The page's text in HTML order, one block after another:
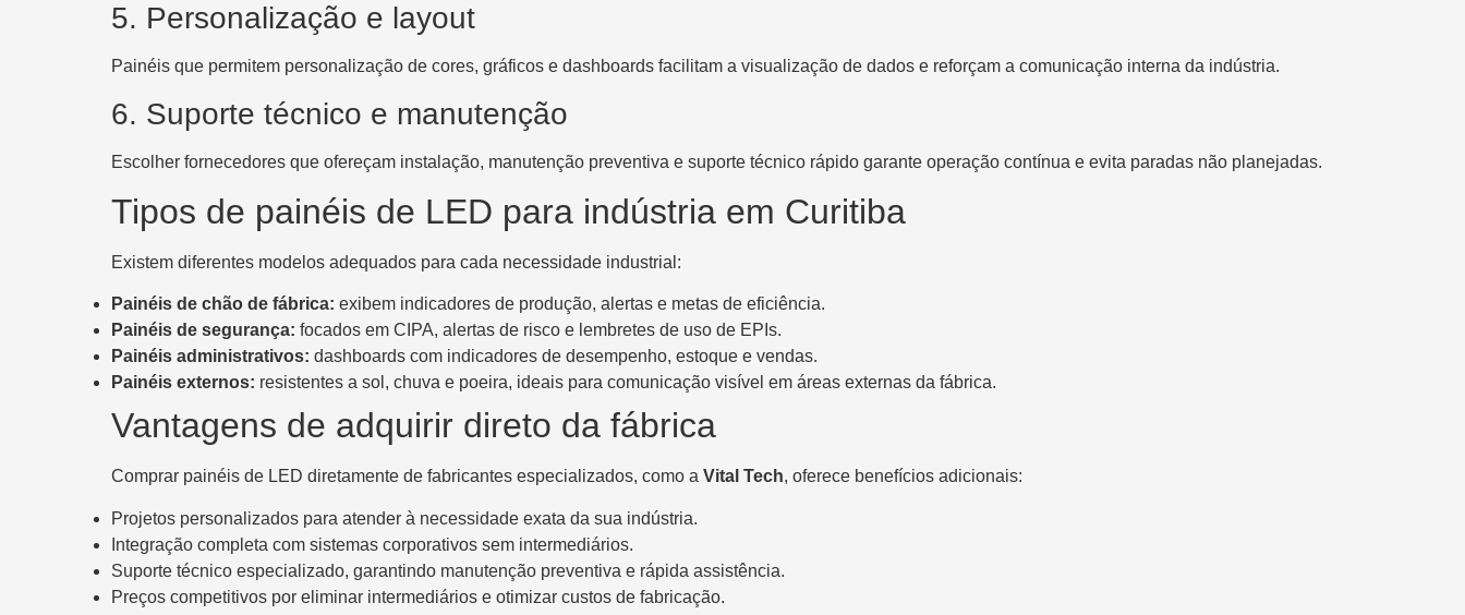
5. Personalização e layout
Painéis que permitem personalização de cores, gráficos e dashboards facilitam a visualização de dados e reforçam a comunicação interna da indústria.
6. Suporte técnico e manutenção
Escolher fornecedores que ofereçam instalação, manutenção preventiva e suporte técnico rápido garante operação contínua e evita paradas não planejadas.
Tipos de painéis de LED para indústria em Curitiba
Existem diferentes modelos adequados para cada necessidade industrial:
Painéis de chão de fábrica: exibem indicadores de produção, alertas e metas de eficiência.
Painéis de segurança: focados em CIPA, alertas de risco e lembretes de uso de EPIs.
Painéis administrativos: dashboards com indicadores de desempenho, estoque e vendas.
Painéis externos: resistentes a sol, chuva e poeira, ideais para comunicação visível em áreas externas da fábrica.
Vantagens de adquirir direto da fábrica
Comprar painéis de LED diretamente de fabricantes especializados, como a Vital Tech, oferece benefícios adicionais:
Projetos personalizados para atender à necessidade exata da sua indústria.
Integração completa com sistemas corporativos sem intermediários.
Suporte técnico especializado, garantindo manutenção preventiva e rápida assistência.
Preços competitivos por eliminar intermediários e otimizar custos de fabricação.